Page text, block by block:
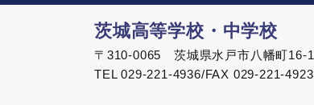
茨城高等学校・中学校
〒310-0065 茨城県水戸市八幡町16-1
TEL 029-221-4936/FAX 029-221-4923